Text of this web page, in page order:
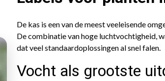
De kas is een van de meest veeleisende
De combinatie van hoge luchtvochtigheid,
dat veel standaardoplossingen al snel falen.
Vocht als grootste